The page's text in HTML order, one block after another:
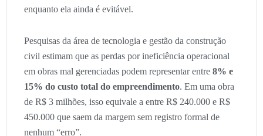
enquanto ela ainda é evitável.
Pesquisas da área de tecnologia e gestão da construção
civil estimam que as perdas por ineficiência operacional
em obras mal gerenciadas podem representar entre 8% e
15% do custo total do empreendimento. Em uma obra
de R$ 3 milhões, isso equivale a entre R$ 240.000 e R$
450.000 que saem da margem sem registro formal de
nenhum “erro”.